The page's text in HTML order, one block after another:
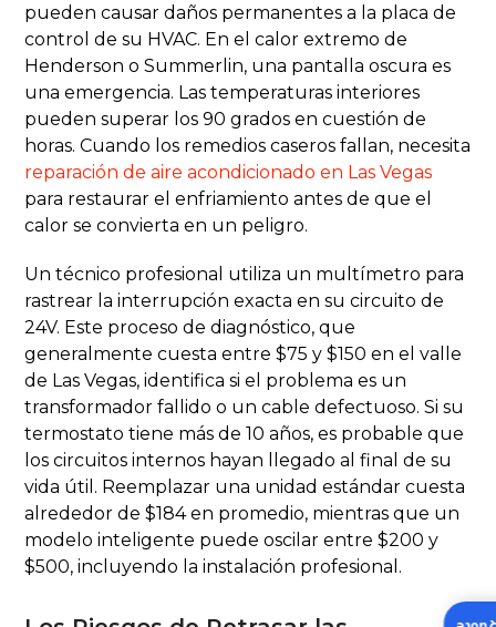
pueden causar daños permanentes a la placa de
control de su HVAC. En el calor extremo de
Henderson o Summerlin, una pantalla oscura es
una emergencia. Las temperaturas interiores
pueden superar los 90 grados en cuestión de
horas. Cuando los remedios caseros fallan, necesita
reparación de aire acondicionado en Las Vegas
para restaurar el enfriamiento antes de que el
calor se convierta en un peligro.
Un técnico profesional utiliza un multímetro para
rastrear la interrupción exacta en su circuito de
24V. Este proceso de diagnóstico, que
generalmente cuesta entre $75 y $150 en el valle
de Las Vegas, identifica si el problema es un
transformador fallido o un cable defectuoso. Si su
termostato tiene más de 10 años, es probable que
los circuitos internos hayan llegado al final de su
vida útil. Reemplazar una unidad estándar cuesta
alrededor de $184 en promedio, mientras que un
modelo inteligente puede oscilar entre $200 y
$500, incluyendo la instalación profesional.